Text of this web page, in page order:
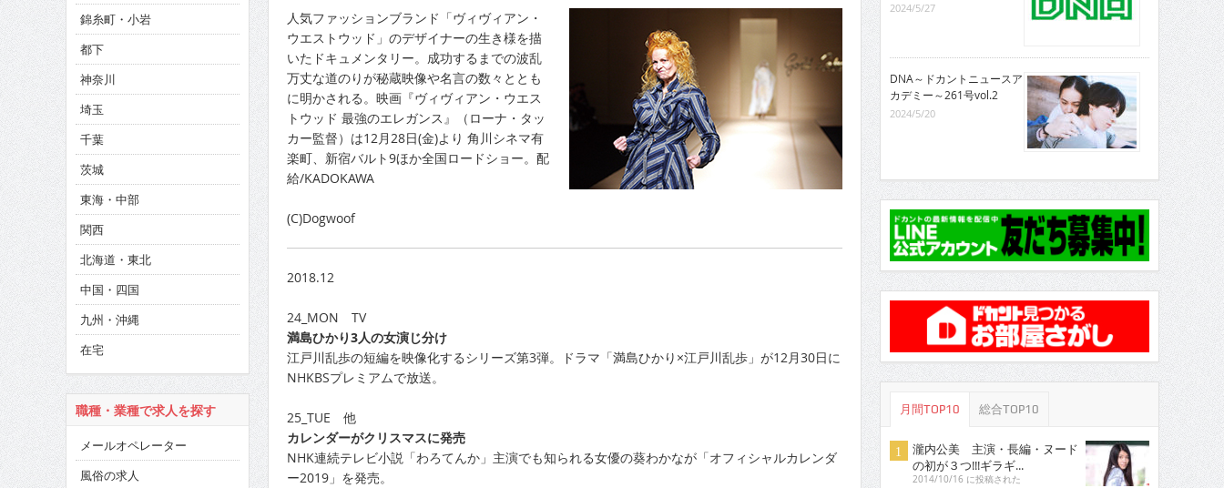
CINEMA×STYLE 286号
CINEMA×STYLE 285号
CINEMA×STYLE 294号
人気ファッションブランド「ヴィヴィアン・
ウエストウッド」のデザイナーの生き様を描
いたドキュメンタリー。成功するまでの波乱
万丈な道のりが秘蔵映像や名言の数々ととも
に明かされる。映画『ヴィヴィアン・ウエス
トウッド 最強のエレガンス』（ローナ・タッ
カー監督）は12月28日(金)より 角川シネマ有
楽町、新宿バルト9ほか全国ロードショー。配
給/KADOKAWA
(C)Dogwoof
2018.12
24_MON TV
満島ひかり3人の女演じ分け
江戸川乱歩の短編を映像化するシリーズ第3弾。ドラマ「満島ひかり×江戸川乱歩」が12月30日に
NHKBSプレミアムで放送。
25_TUE 他
カレンダーがクリスマスに発売
NHK連続テレビ小説「わろてんか」主演でも知られる女優の葵わかなが「オフィシャルカレンダ
ー2019」を発売。
錦糸町・小岩
都下
神奈川
埼玉
千葉
茨城
東海・中部
関西
北海道・東北
中国・四国
九州・沖縄
在宅
職種・業種で求人を探す
メールオペレーター
風俗の求人
2024/5/27
DNA～ドカントニュースア
カデミー～261号vol.2
2024/5/20
月間TOP10 総合TOP10
瀧内公美 主演・長編・ヌード
の初が３つ!!!ギラギ...
2014/10/16 に投稿された